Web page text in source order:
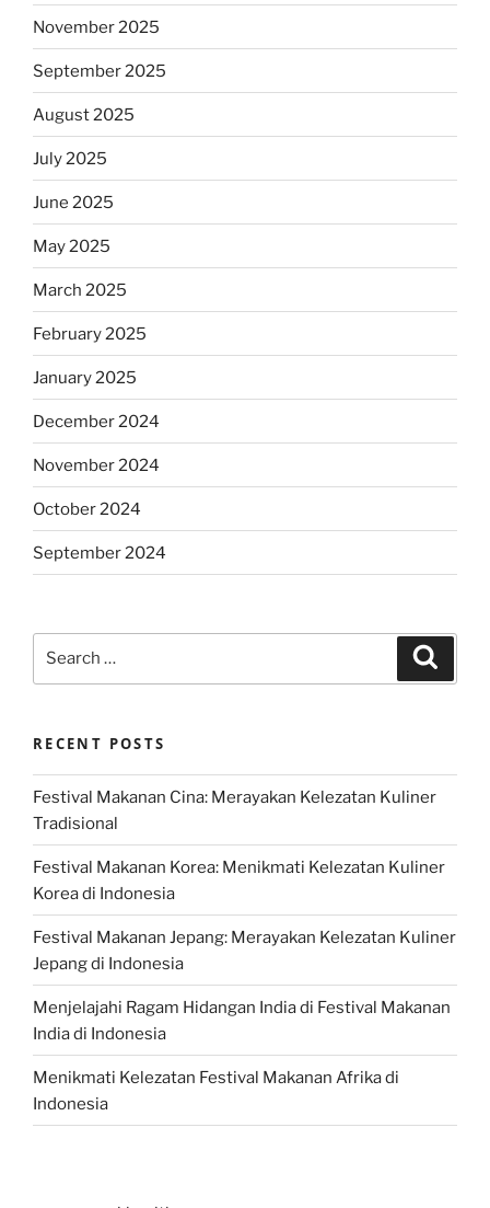
November 2025
September 2025
August 2025
July 2025
June 2025
May 2025
March 2025
February 2025
January 2025
December 2024
November 2024
October 2024
September 2024
RECENT POSTS
Festival Makanan Cina: Merayakan Kelezatan Kuliner
Tradisional
Festival Makanan Korea: Menikmati Kelezatan Kuliner
Korea di Indonesia
Festival Makanan Jepang: Merayakan Kelezatan Kuliner
Jepang di Indonesia
Menjelajahi Ragam Hidangan India di Festival Makanan
India di Indonesia
Menikmati Kelezatan Festival Makanan Afrika di
Indonesia